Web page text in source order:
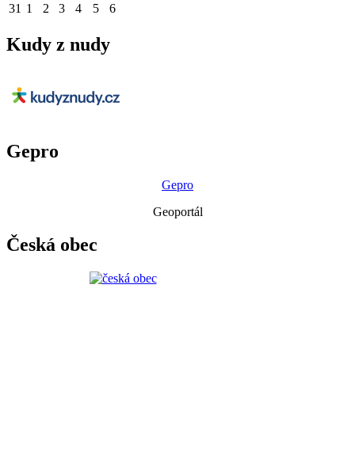
31 1 2 3 4 5 6
Kudy z nudy
Gepro
Gepro
Geoportál
Česká obec